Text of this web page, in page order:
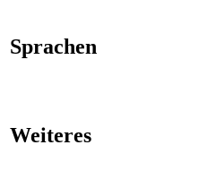
Sprachen
Weiteres